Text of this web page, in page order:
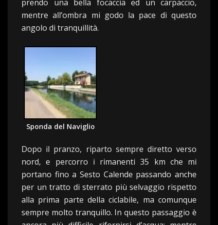
prendo una bella focaccia ed un carpaccio,
mentre all’ombra mi godo la pace di questo
angolo di tranquillità.
Sponda del Naviglio
Dopo il pranzo, riparto sempre diretto verso
nord, e percorro i rimanenti 35 km che mi
portano fino a Sesto Calende passando anche
per un tratto di sterrato più selvaggio rispetto
alla prima parte della ciclabile, ma comunque
sempre molto tranquillo. In questo passaggio è